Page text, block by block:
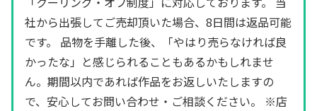
社から出張してご売却頂いた場合、8日間は返品可能
です。 品物を手離した後、「やはり売らなければ良
かったな」と感じられることもあるかもしれませ
ん。期間以内であれば作品をお返しいたしますの
で、安心してお問い合わせ・ご相談ください。 ※店